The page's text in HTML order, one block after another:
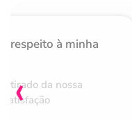
respeito à minha
da nossa
‹